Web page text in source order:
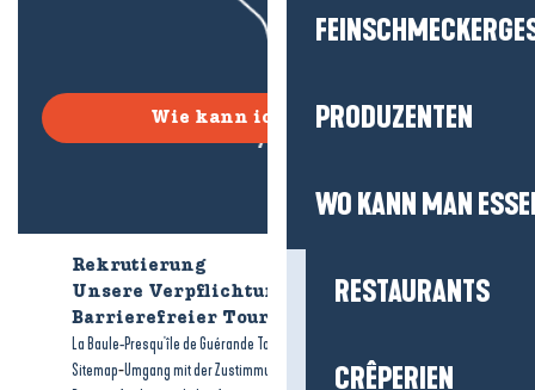
PRODUZENTEN
WO KANN MAN
RESTAURANTS
CRÊPERIEN
Wie kann ich kommen?
Rekrutierung
Unsere Verpflichtungen
Barrierefreier Tourismus
La Baule-Presqu'île de Guérande Tourismus
Sitemap-Umgang mit der Zustimmung